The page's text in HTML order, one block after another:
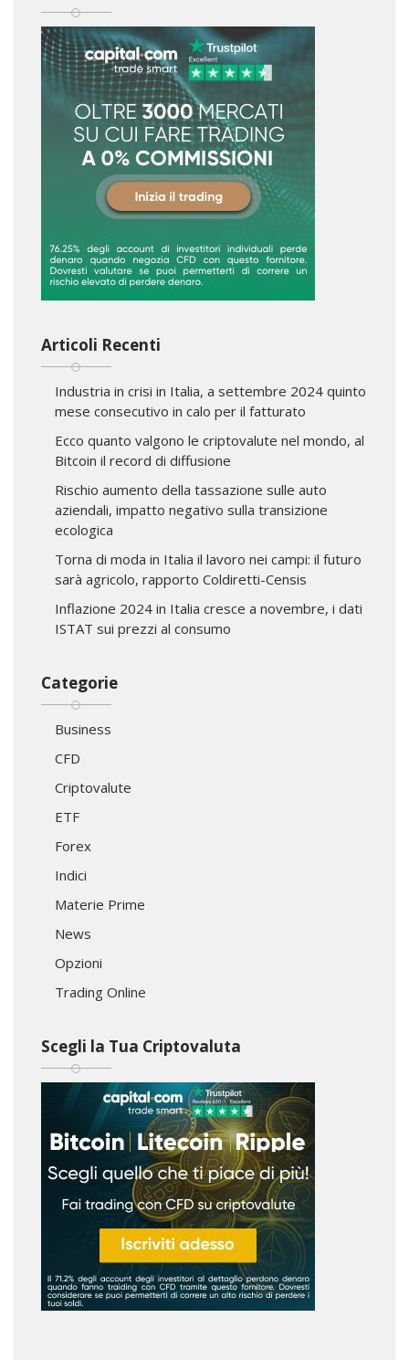
Articoli Recenti
Industria in crisi in Italia, a settembre 2024 quinto
mese consecutivo in calo per il fatturato
Ecco quanto valgono le criptovalute nel mondo, al
Bitcoin il record di diffusione
Rischio aumento della tassazione sulle auto
aziendali, impatto negativo sulla transizione
ecologica
Torna di moda in Italia il lavoro nei campi: il futuro
sarà agricolo, rapporto Coldiretti-Censis
Inflazione 2024 in Italia cresce a novembre, i dati
ISTAT sui prezzi al consumo
Categorie
Business
CFD
Criptovalute
ETF
Forex
Indici
Materie Prime
News
Opzioni
Trading Online
Scegli la Tua Criptovaluta